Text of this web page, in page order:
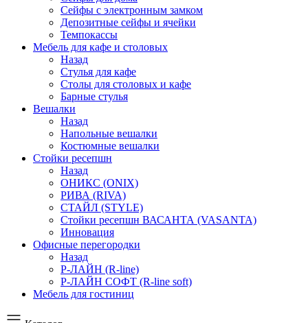
Сейфы с электронным замком
Депозитные сейфы и ячейки
Темпокассы
Мебель для кафе и столовых
Назад
Стулья для кафе
Столы для столовых и кафе
Барные стулья
Вешалки
Назад
Напольные вешалки
Костюмные вешалки
Стойки ресепшн
Назад
ОНИКС (ONIX)
РИВА (RIVA)
СТАЙЛ (STYLE)
Стойки ресепшн ВАСАНТА (VASANTA)
Инновация
Офисные перегородки
Назад
Р-ЛАЙН (R-line)
Р-ЛАЙН СОФТ (R-line soft)
Мебель для гостиниц